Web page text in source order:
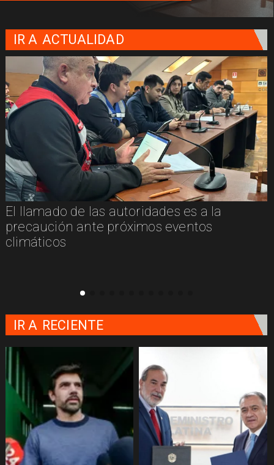
IR A ACTUALIDAD
El llamado de las autoridades es a la
precaución ante próximos eventos
climáticos
IR A RECIENTE